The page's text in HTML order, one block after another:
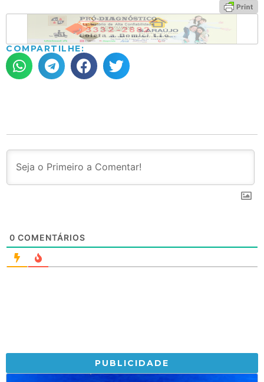
COMPARTILHE:
0 COMENTÁRIOS
PUBLICIDADE